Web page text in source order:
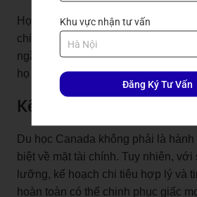
Họ sẽ chia sẻ những kinh nghiệm
chi phí thực tế, giúp bạn lên kế
ngần ngại hỏi những câu hỏi mà
họ sẽ rất vui lòng giúp đỡ.
Kết luận
Du học Canada không phải là
biệt về mặt tài chính. Tuy nhiên,
lưỡng, kế hoạch chi tiêu hợp lý và
hoàn toàn có thể chinh phục giấc
Khu vực nhận tư vấn
Đăng Ký Tư Vấn